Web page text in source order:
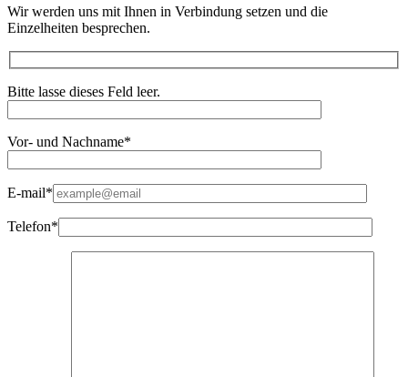
Wir werden uns mit Ihnen in Verbindung setzen und die
Einzelheiten besprechen.
Bitte lasse dieses Feld leer.
Vor- und Nachname*
E-mail*
Telefon*